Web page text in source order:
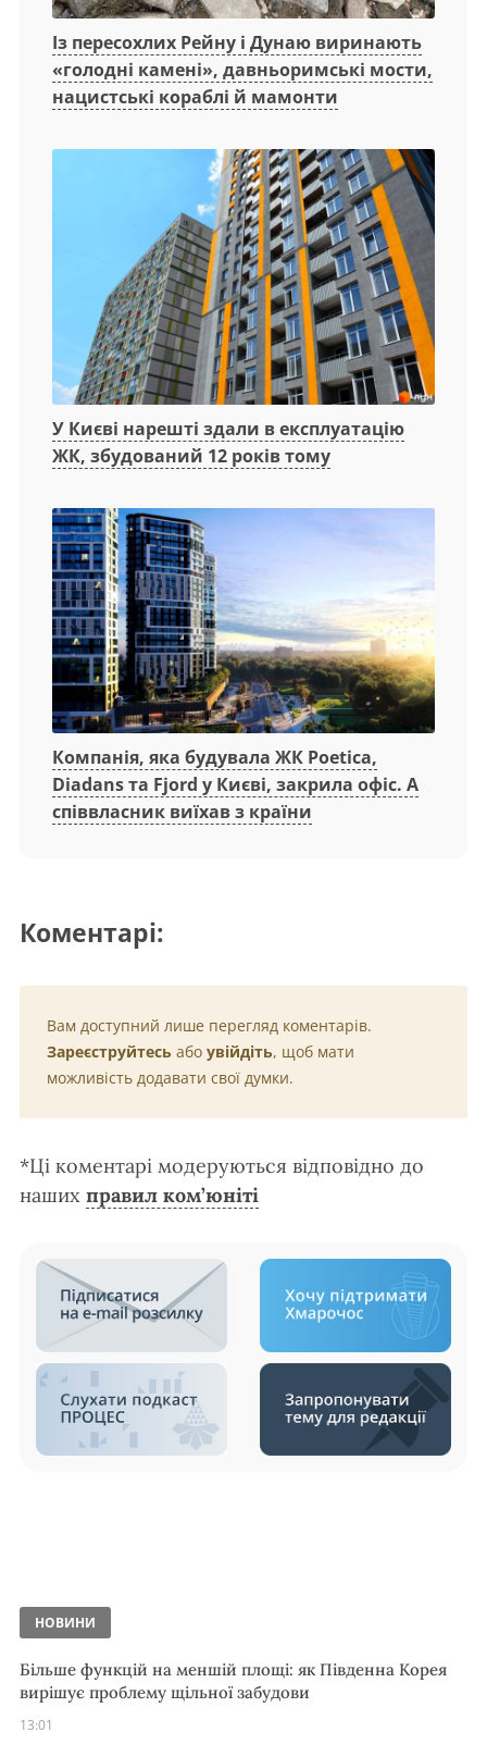
Із пересохлих Рейну і Дунаю виринають
«голодні камені», давньоримські мости,
нацистські кораблі й мамонти
У Києві нарешті здали в експлуатацію
ЖК, збудований 12 років тому
Компанія, яка будувала ЖК Poetica,
Diadans та Fjord у Києві, закрила офіс. А
співвласник виїхав з країни
Коментарі:
Вам доступний лише перегляд коментарів.
Зареєструйтесь або увійдіть, щоб мати
можливість додавати свої думки.
*Ці коментарі модеруються відповідно до
наших правил ком’юніті
НОВИНИ
Більше функцій на меншій площі: як Південна Корея
вирішує проблему щільної забудови
13:01